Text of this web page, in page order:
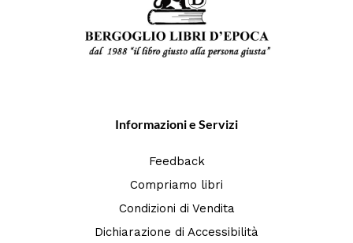
Informazioni e Servizi
Feedback
Compriamo libri
Condizioni di Vendita
Dichiarazione di Accessibilità